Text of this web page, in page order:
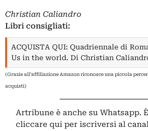
Christian Caliandro
Libri consigliati:
ACQUISTA QUI: Quadriennale di
Us in the world. Di Christian
(Grazie all'affiliazione Amazon riconosce una piccola
acquisti)
Artribune è anche su Whatsapp.
cliccare qui per iscriversi al